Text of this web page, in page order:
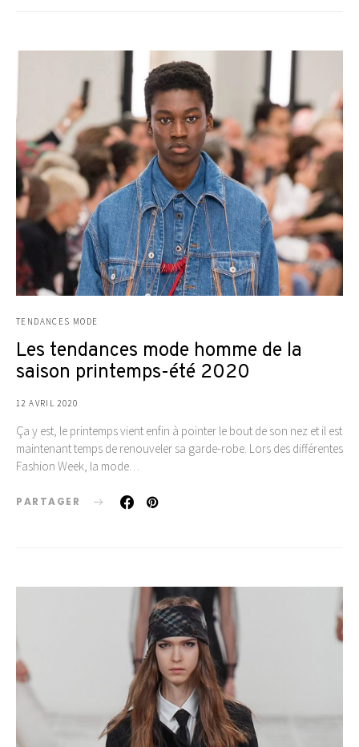
TENDANCES MODE
Les tendances mode homme de la
saison printemps-été 2020
12 AVRIL 2020
Ça y est, le printemps vient enfin à pointer le bout de son nez et il est
maintenant temps de renouveler sa garde-robe. Lors des différentes
Fashion Week, la mode…
PARTAGER